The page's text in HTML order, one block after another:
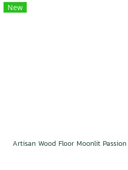
New
Artisan Wood Floor Moonlit Passion